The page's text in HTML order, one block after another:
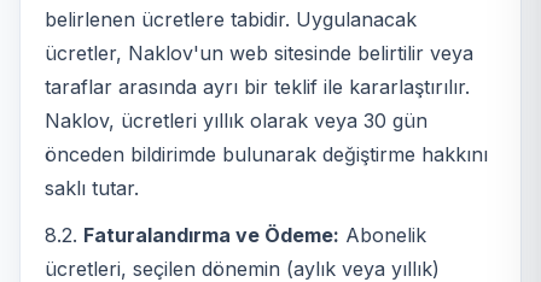
belirlenen ücretlere tabidir. Uygulanacak
ücretler, Naklov'un web sitesinde belirtilir veya
taraflar arasında ayrı bir teklif ile kararlaştırılır.
Naklov, ücretleri yıllık olarak veya 30 gün
önceden bildirimde bulunarak değiştirme hakkını
saklı tutar.
8.2. Faturalandırma ve Ödeme: Abonelik
ücretleri, seçilen dönemin (aylık veya yıllık)